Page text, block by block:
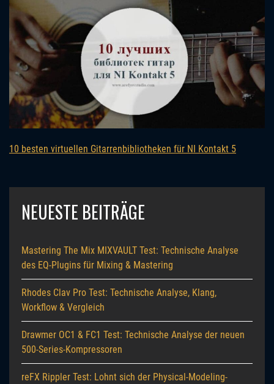
10 besten virtuellen Gitarrenbibliotheken für NI Kontakt 5
NEUESTE BEITRÄGE
Mastering The Mix MIXVAULT Test: Technische Analyse
des EQ-Plugins für Mixing & Mastering
Rhodes Clav Pro Test: Technische Analyse, Klang,
Workflow & Vergleich
Drawmer OC1 & FC1 Test: Technische Analyse der neuen
500-Series-Kompressoren
reFX Rippler Test: Lohnt sich der Physical-Modeling-